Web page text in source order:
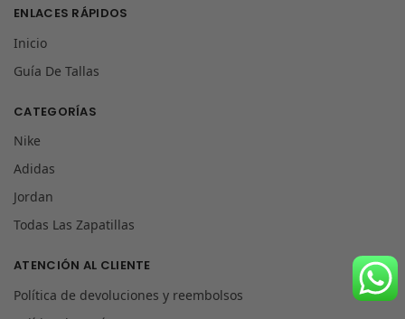
ENLACES RÁPIDOS
Inicio
Guía De Tallas
CATEGORÍAS
Nike
Adidas
Jordan
Todas Las Zapatillas
ATENCIÓN AL CLIENTE
Política de devoluciones y reembolsos